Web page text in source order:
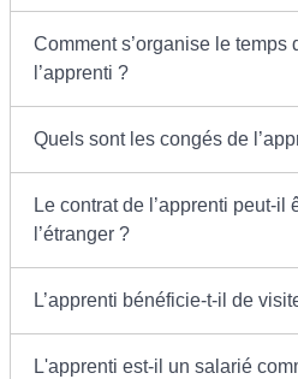
Comment s’organise le temps
l’apprenti ?
Quels sont les congés de
Le contrat de l’apprenti peut-il
l’étranger ?
L’apprenti bénéficie-t-il de
L'apprenti est-il un salarié